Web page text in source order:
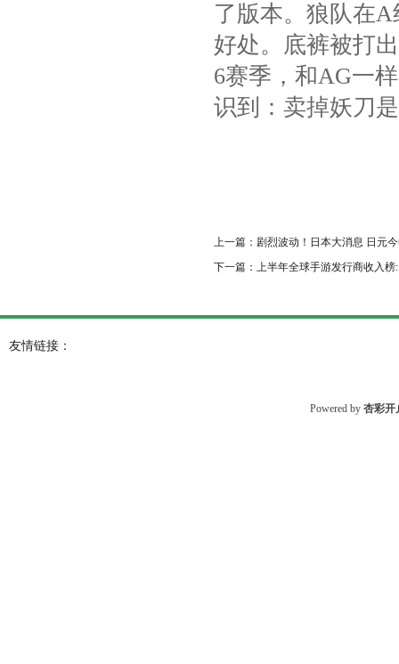
了版本。狼队在
好处。底裤被打
6赛季，和AG一
识到：卖掉妖刀
上一篇： 剧烈波动！日本大消息 日元
下一篇： 上半年全球手游发行商收入
友情链接：
Powered by 杏彩开